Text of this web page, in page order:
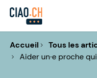
Accueil
Tous les
Aider un∙e proche